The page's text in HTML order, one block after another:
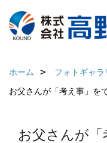
ホーム フォトギャラ
お父さんが「考え事」を
お父さんが「